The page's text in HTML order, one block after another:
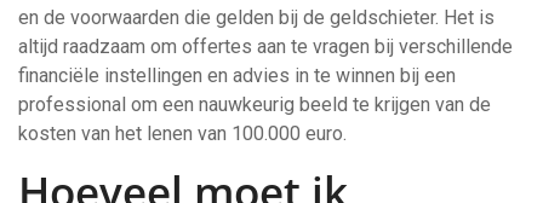
en de voorwaarden die gelden bij de geldschieter. Het is
altijd raadzaam om offertes aan te vragen bij verschillende
financiële instellingen en advies in te winnen bij een
professional om een nauwkeurig beeld te krijgen van de
kosten van het lenen van 100.000 euro.
Hoeveel moet ik